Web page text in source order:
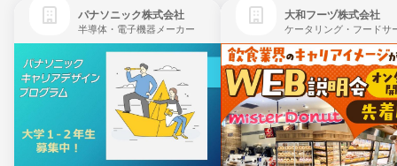
パナソニック株式会社
半導体・電子機器メーカー
大和フーヅ株式会社